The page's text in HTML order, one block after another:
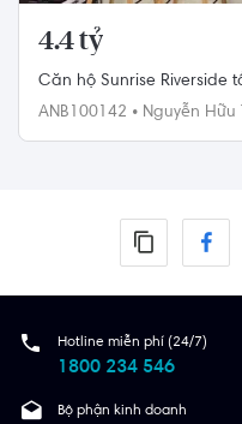
4.4 tỷ
Căn hộ Sunrise Riverside
2PN, nội thất đầy đủ
ANB100142 • Nguyễn Hữu
Hotline miễn phí (24/7)
1800 234 546
Bộ phận kinh doanh